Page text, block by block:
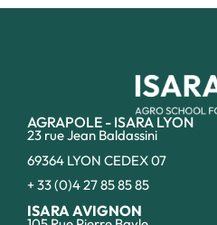
AGRAPOLE - ISARA LYON
23 rue Jean Baldassini
69364 LYON CEDEX 07
+ 33 (0)4 27 85 85 85
ISARA AVIGNON